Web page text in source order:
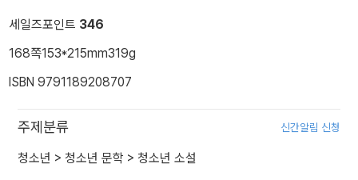
세일즈포인트 346
168쪽153*215mm319g
ISBN 9791189208707
주제분류 신간알림 신청
청소년 > 청소년 문학 > 청소년 소설